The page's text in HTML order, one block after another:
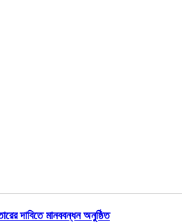
দাবিতে মানববন্ধন অনুষ্ঠিত